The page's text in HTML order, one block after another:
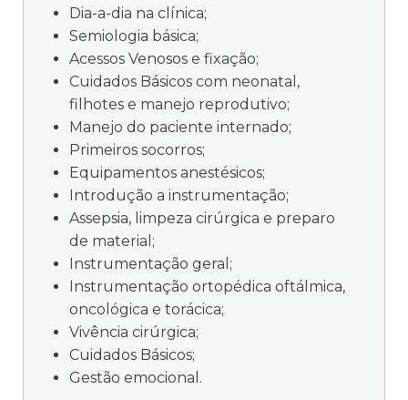
Dia-a-dia na clínica;
Semiologia básica;
Acessos Venosos e fixação;
Cuidados Básicos com neonatal,
filhotes e manejo reprodutivo;
Manejo do paciente internado;
Primeiros socorros;
Equipamentos anestésicos;
Introdução a instrumentação;
Assepsia, limpeza cirúrgica e preparo
de material;
Instrumentação geral;
Instrumentação ortopédica oftálmica,
oncológica e torácica;
Vivência cirúrgica;
Cuidados Básicos;
Gestão emocional.